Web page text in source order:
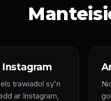
trawiadol sy'n
ar Instagram,